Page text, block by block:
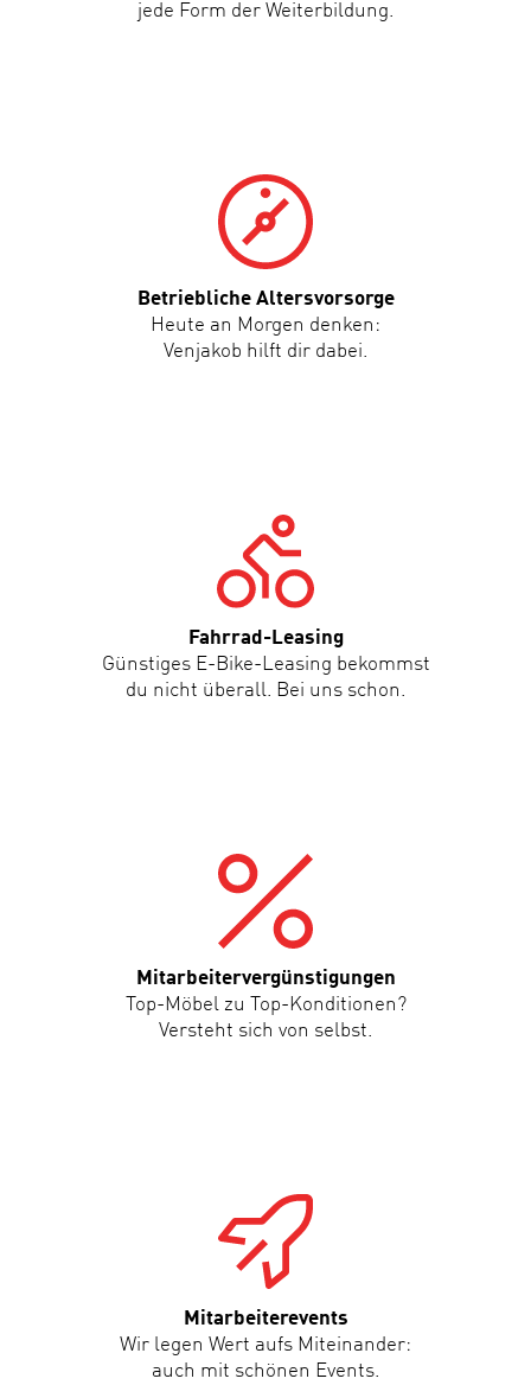
jede Form der Weiterbildung.
Betriebliche Altersvorsorge
Heute an Morgen denken:
Venjakob hilft dir dabei.
Fahrrad-Leasing
Günstiges E-Bike-Leasing bekommst
du nicht überall. Bei uns schon.
Mitarbeitervergünstigungen
Top-Möbel zu Top-Konditionen?
Versteht sich von selbst.
Mitarbeiterevents
Wir legen Wert aufs Miteinander:
auch mit schönen Events.